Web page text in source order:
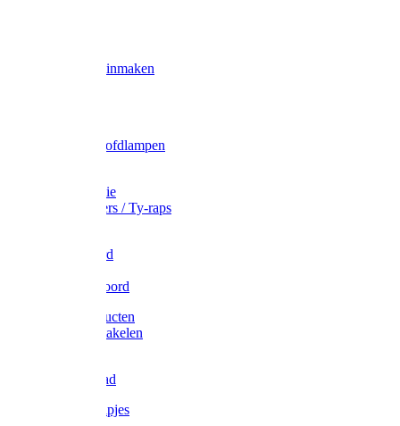
Wecken & inmaken
Zak- & Hoofdlampen
Tape en folie
Kabelbinders / Ty-raps
Metselkoord
Elastisch koord
Afdekproducten
Heffen en takelen
Waslijndraad
Simplexknipjes